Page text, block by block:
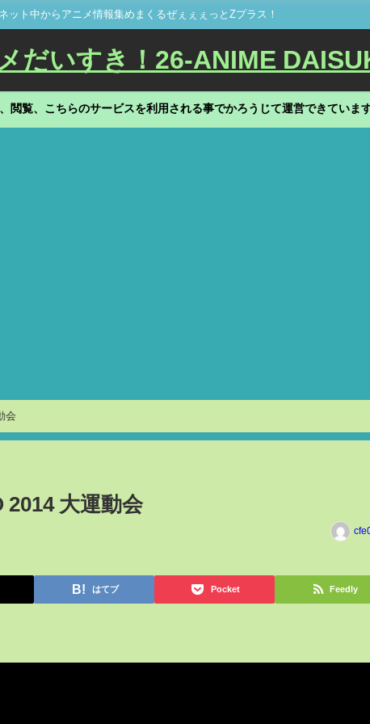
ト中からアニメ情報集めまくるぜぇぇぇっとZプラス！
だいすき！26-ANIME
覧、こちらのサービスを利用される事でかろうじて運営できていま
会
2014 大運動会
はてブ Pocket Feedly